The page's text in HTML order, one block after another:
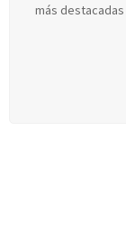
más